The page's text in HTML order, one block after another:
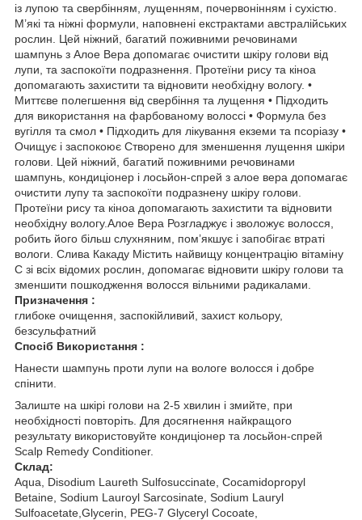
із лупою та свербінням, лущенням, почервонінням і сухістю.
М’які та ніжні формули, наповнені екстрактами австралійських
рослин. Цей ніжний, багатий поживними речовинами
шампунь з Алое Вера допомагає очистити шкіру голови від
лупи, та заспокоїти подразнення. Протеїни рису та кіноа
допомагають захистити та відновити необхідну вологу. •
Миттєве полегшення від свербіння та лущення • Підходить
для використання на фарбованому волоссі • Формула без
вугілля та смол • Підходить для лікування екземи та псоріазу •
Очищує і заспокоює Створено для зменшення лущення шкіри
голови. Цей ніжний, багатий поживними речовинами
шампунь, кондиціонер і лосьйон-спрей з алое вера допомагає
очистити лупу та заспокоїти подразнену шкіру голови.
Протеїни рису та кіноа допомагають захистити та відновити
необхідну вологу.Алое Вера Розгладжує і зволожує волосся,
робить його більш слухняним, пом’якшує і запобігає втраті
вологи. Слива Какаду Містить найвищу концентрацію вітаміну
С зі всіх відомих рослин, допомагає відновити шкіру голови та
зменшити пошкодження волосся вільними радикалами.
Призначення :
глибоке очищення, заспокійливий, захист кольору,
безсульфатний
Спосіб Використання :
Нанести шампунь проти лупи на вологе волосся і добре
спінити.
Залиште на шкірі голови на 2-5 хвилин і змийте, при
необхідності повторіть. Для досягнення найкращого
результату використовуйте кондиціонер та лосьйон-спрей
Scalp Remedy Conditioner.
Склад:
Aqua, Disodium Laureth Sulfosuccinate, Cocamidopropyl
Betaine, Sodium Lauroyl Sarcosinate, Sodium Lauryl
Sulfoacetate,Glycerin, PEG-7 Glyceryl Cocoate,